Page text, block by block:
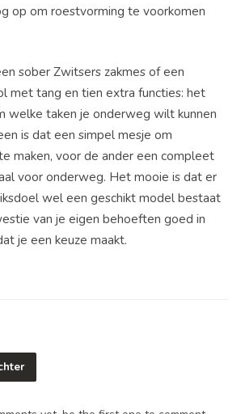
op om roestvorming te voorkomen
sober Zwitsers zakmes of een
met tang en tien extra functies: het
welke taken je onderweg wilt kunnen
is dat een simpel mesje om
maken, voor de ander een compleet
voor onderweg. Het mooie is dat er
wel een geschikt model bestaat
van je eigen behoeften goed in
je een keuze maakt.